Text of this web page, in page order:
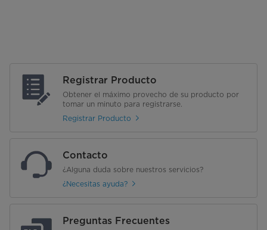
Registrar Producto
Obtener el máximo provecho de su producto por
tomar un minuto para registrarse.
Registrar Producto
Contacto
¿Alguna duda sobre nuestros servicios?
¿Necesitas ayuda?
Preguntas Frecuentes